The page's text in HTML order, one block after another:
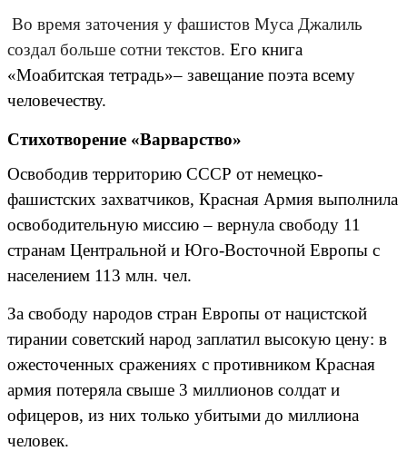
Во время заточения у фашистов Муса Джалиль
создал больше сотни текстов. Его книга
«Моабитская тетрадь»– завещание поэта всему
человечеству.
Стихотворение «Варварство»
Освободив территорию СССР от немецко-
фашистских захватчиков, Красная Армия выполнила
освободительную миссию – вернула свободу 11
странам Центральной и Юго-Восточной Европы с
населением 113 млн. чел.
За свободу народов стран Европы от нацистской
тирании советский народ заплатил высокую цену: в
ожесточенных сражениях с противником Красная
армия потеряла свыше 3 миллионов солдат и
офицеров, из них только убитыми до миллиона
человек.